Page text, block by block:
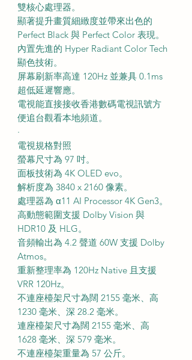
雙核心處理器。
顯著提升畫質細緻度並帶來出色的
Perfect Black 與 Perfect Color 表現。
內置先進的 Hyper Radiant Color Tech
顯色技術。
屏幕刷新率高達 120Hz 並兼具 0.1ms
超低延遲響應。
電視能直接接收香港數碼電視訊號方
便追台觀看本地頻道。
·
電視規格對照
螢幕尺寸為 97 吋。
面板技術為 4K OLED evo。
解析度為 3840 x 2160 像素。
處理器為 α11 AI Processor 4K Gen3。
高動態範圍支援 Dolby Vision 與
HDR10 及 HLG。
音頻輸出為 4.2 聲道 60W 支援 Dolby
Atmos。
重新整理率為 120Hz Native 且支援
VRR 120Hz。
不連座檯架尺寸為闊 2155 毫米、高
1230 毫米、深 28.2 毫米。
連座檯架尺寸為闊 2155 毫米、高
1628 毫米、深 579 毫米。
不連座檯架重量為 57 公斤。